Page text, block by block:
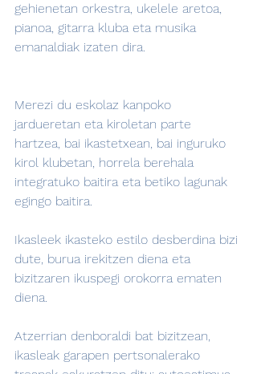
gehienetan orkestra, ukelele aretoa,
pianoa, gitarra kluba eta musika
emanaldiak izaten dira.
Merezi du eskolaz kanpoko
jardueretan eta kiroletan parte
hartzea, bai ikastetxean, bai inguruko
kirol klubetan, horrela berehala
integratuko baitira eta betiko lagunak
egingo baitira.
Ikasleek ikasteko estilo desberdina bizi
dute, burua irekitzen diena eta
bizitzaren ikuspegi orokorra ematen
diena.
Atzerrian denboraldi bat bizitzean,
ikasleak garapen pertsonalerako